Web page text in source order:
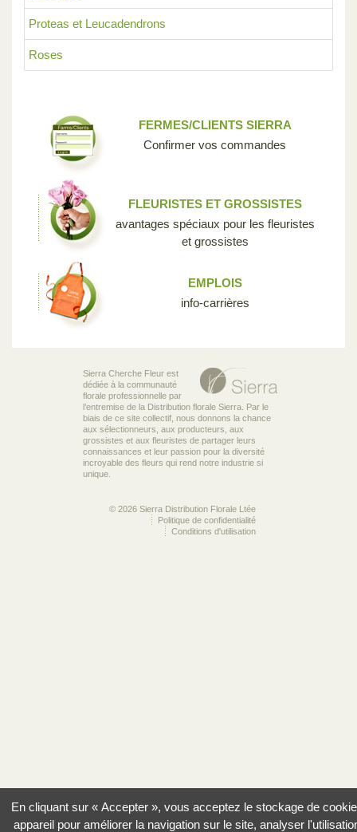
Proteas et Leucadendrons
Roses
FERMES/CLIENTS SIERRA
Confirmer vos commandes
FLEURISTES ET GROSSISTES
avantages spéciaux pour les fleuristes
et grossistes
EMPLOIS
info-carrières
Sierra Cherche Fleur est
dédiée à la communauté
florale professionnelle par
l’entremise de la Distribution florale Sierra. Par le
biais de ce site collectif, nous donnons la chance
aux sélectionneurs, aux producteurs, aux
grossistes et aux fleuristes de partager leurs
connaissances et leur passion pour la diversité
incroyable des fleurs qui rend notre industrie si
unique.
© 2026 Sierra Distribution Florale Ltée
Politique de confidentialité
Conditions d'utilisation
En cliquant sur « Accepter », vous acceptez le stockage de
appareil pour améliorer la navigation sur le site, analyser